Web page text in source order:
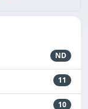
ND
11
10